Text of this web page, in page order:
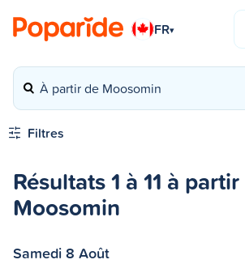
FR▾
À partir de Moosomin
Filtres
Résultats 1 à 11 à
Moosomin
Samedi 8 Août